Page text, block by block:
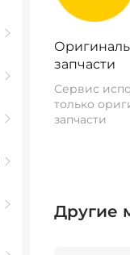
запчасти
Сервис
только
запчасти
Другие